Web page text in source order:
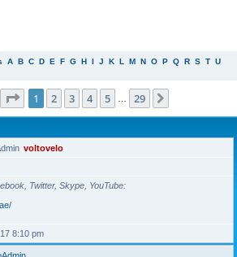
A B C D E F G H I J K L M N O P Q R S T U
Page 1sur29
1 2 3 4 5 29
voltovelo
Twitter, Skype, YouTube
8:10 pm